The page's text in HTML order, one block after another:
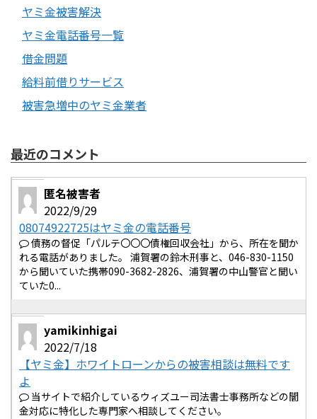
ヤミ金被害解決
ヤミ金電話番号一覧
借金問題
給料前借りサービス
被害急増中のヤミ金業者
最近のコメント
匿名被害者
2022/9/29
08074922725はヤミ金の電話番号
債務の督促「パルテ〇〇〇債権回収会社」から、所在を聞か
れる電話がありました。 浦賀署の鈴木刑事と、046-830-1150
から聞いていた携帯090-3682-2826、浦賀署の中山警官と聞い
ていた0...
yamikinhigai
2022/7/18
【ヤミ金】ホワイトローンからの被害相談は無料です
よ
当サイトで紹介しているウィズユー司法書士事務所などの闇
金対応に特化した専門家へ相談してください。